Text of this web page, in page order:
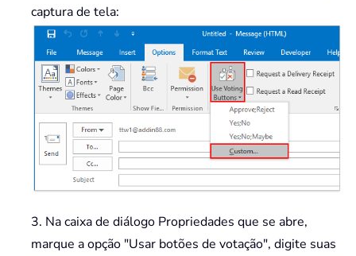
captura de tela:
3. Na caixa de diálogo Propriedades que se abre,
marque a opção "Usar botões de votação", digite suas